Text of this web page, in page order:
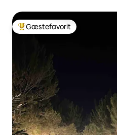
Bedste gæstefavorit
Gæstefavorit